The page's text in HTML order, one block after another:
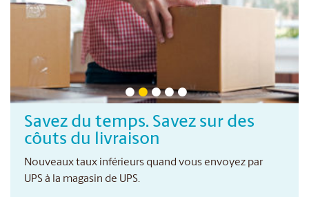
Savez du temps. Savez sur des
côuts du livraison
Nouveaux taux inférieurs quand vous envoyez par
UPS à la magasin de UPS.